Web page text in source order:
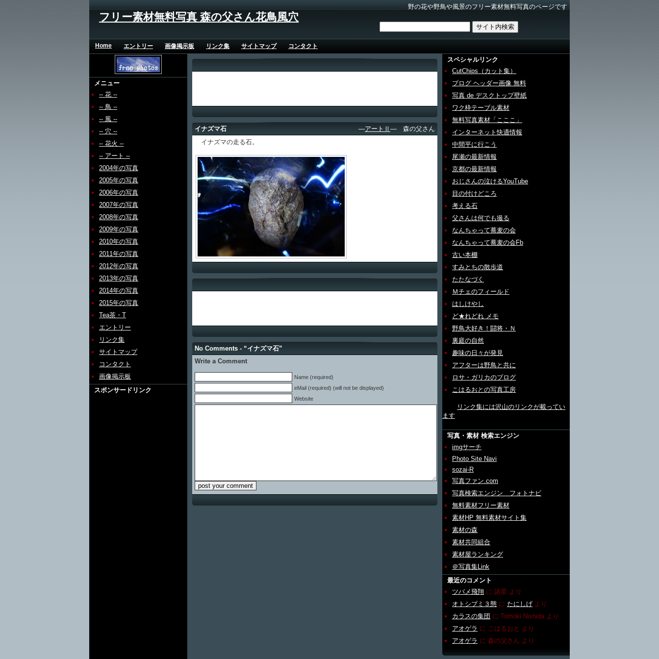
野の花や野鳥や風景のフリー素材無料写真のページです
フリー素材無料写真 森の父さん花鳥風穴
Home エントリー 画像掲示板 リンク集 サイトマップ コンタクト
メニュー
-- 花 --
-- 鳥 --
-- 風 --
-- 穴 --
-- 花火 --
-- アート --
2004年の写真
2005年の写真
2006年の写真
2007年の写真
2008年の写真
2009年の写真
2010年の写真
2011年の写真
2012年の写真
2013年の写真
2014年の写真
2015年の写真
Tea茶・T
エントリー
リンク集
サイトマップ
コンタクト
画像掲示板
スポンサードリンク
イナズマ石 ―アートⅡ ― 森の父さん
イナズマの走る石。
No Comments - “イナズマ石”
Write a Comment
Name (required)
eMail (required) (will not be displayed)
Website
スペシャルリンク
CutChips（カット集）
ブログ ヘッダー画像 無料
写真 de デスクトップ壁紙
ワク枠テーブル素材
無料写真素材「こここ」
インターネット快適情報
中間平に行こう
尾瀬の最新情報
京都の最新情報
おじさんの泣けるYouTube
目の付けどころ
考える石
父さんは何でも撮る
なんちゃって蕎麦の会
なんちゃって蕎麦の会Fb
古い本棚
すみとちの散歩道
たたなづく
Ｍチェのフィールド
はしけやし
ど★れどれ メモ
野鳥大好き！闘将・Ｎ
裏庭の自然
趣味の日々が発見
アフターは野鳥と共に
ロサ・ガリカのブログ
こはるおとの写真工房
リンク集には沢山のリンクが載ってい
ます
写真・素材 検索エンジン
imgサーチ
Photo Site Navi
sozai-R
写真ファン.com
写真検索エンジン フォトナビ
無料素材フリー素材
素材HP 無料素材サイト集
素材の森
素材共同組合
素材屋ランキング
＠写真集Link
最近のコメント
ツバメ飛翔 に 諸星 より
オトシブミ３態 に たにしげ より
カラスの集団 に Tomoki Nishida より
アオゲラ に こはるおと より
アオゲラ に 森の父さん より